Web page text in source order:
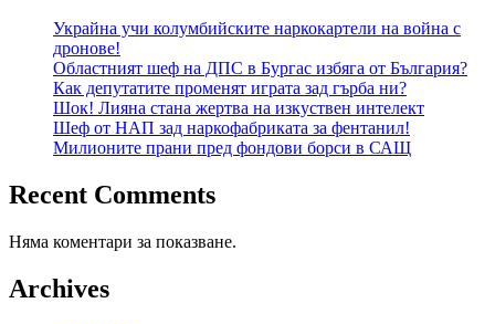
Украйна учи колумбийските наркокартели на война с
дронове!
Областният шеф на ДПС в Бургас избяга от България?
Как депутатите променят играта зад гърба ни?
Шок! Лияна стана жертва на изкуствен интелект
Шеф от НАП зад наркофабриката за фентанил!
Милионите прани пред фондови борси в САЩ
Recent Comments
Няма коментари за показване.
Archives